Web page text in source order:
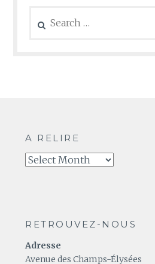
for:
A RELIRE
A
RETROUVEZ-NOUS
Adresse
Avenue des Champs-Élysées